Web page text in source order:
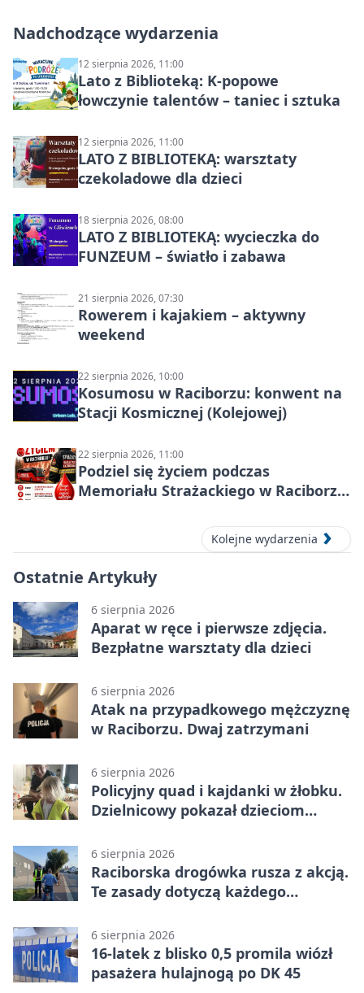
Nadchodzące wydarzenia
12 sierpnia 2026, 11:00
Lato z Biblioteką: K-popowe
łowczynie talentów – taniec i sztuka
12 sierpnia 2026, 11:00
LATO Z BIBLIOTEKĄ: warsztaty
czekoladowe dla dzieci
18 sierpnia 2026, 08:00
LATO Z BIBLIOTEKĄ: wycieczka do
FUNZEUM – światło i zabawa
21 sierpnia 2026, 07:30
Rowerem i kajakiem – aktywny
weekend
22 sierpnia 2026, 10:00
Kosumosu w Raciborzu: konwent na
Stacji Kosmicznej (Kolejowej)
22 sierpnia 2026, 11:00
Podziel się życiem podczas
Memoriału Strażackiego w Raciborzu
Kolejne wydarzenia
Ostatnie Artykuły
6 sierpnia 2026
Aparat w ręce i pierwsze zdjęcia.
Bezpłatne warsztaty dla dzieci
6 sierpnia 2026
Atak na przypadkowego mężczyznę
w Raciborzu. Dwaj zatrzymani
6 sierpnia 2026
Policyjny quad i kajdanki w żłobku.
Dzielnicowy pokazał dzieciom
6 sierpnia 2026
Raciborska drogówka rusza z akcją.
Te zasady dotyczą każdego
6 sierpnia 2026
16-latek z blisko 0,5 promila wiózł
pasażera hulajnogą po DK 45